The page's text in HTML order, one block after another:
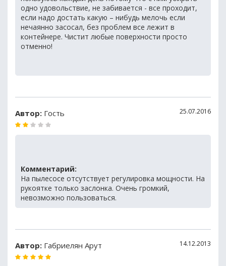
одно удовольствие, не забивается - все проходит,
если надо достать какую – нибудь мелочь если
нечаянно засосал, без проблем все лежит в
контейнере. Чистит любые поверхности просто
отменно!
Автор: Гость 25.07.2016
Комментарий:
На пылесосе отсутствует регулировка мощности. На
рукоятке только заслонка. Очень громкий,
невозможно пользоваться.
Автор: Габриелян Арут 14.12.2013